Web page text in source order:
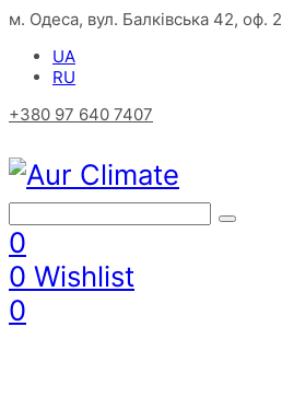
м. Одеса, вул. Балківська 42, оф. 2
UA
RU
+380 97 640 7407
0
0 Wishlist
0